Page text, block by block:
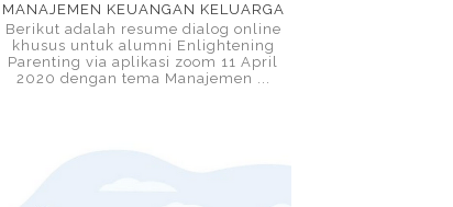
MANAJEMEN KEUANGAN KELUARGA
Berikut adalah resume dialog online
khusus untuk alumni Enlightening
Parenting via aplikasi zoom 11 April
2020 dengan tema Manajemen ...